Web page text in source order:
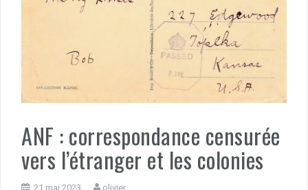
ANF : correspondance censurée
vers l’étranger et les colonies
21 mai 2023 olivier